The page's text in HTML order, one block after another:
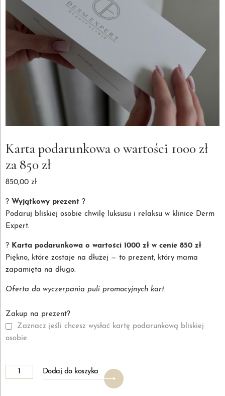
Karta podarunkowa o wartości 1000 zł
za 850 zł
850,00zł
? Wyjątkowy prezent ?
Podaruj bliskiej osobie chwilę luksusu i relaksu w klinice Derm
Expert.
? Karta podarunkowa o wartości 1000 zł w cenie 850 zł
Piękno, które zostaje na dłużej — to prezent, który mama
zapamięta na długo.
Oferta do wyczerpania puli promocyjnych kart.
Zakup na prezent?
Zaznacz jeśli chcesz wysłać kartę podarunkową bliskiej
osobie.
ilość
Dodaj do koszyka